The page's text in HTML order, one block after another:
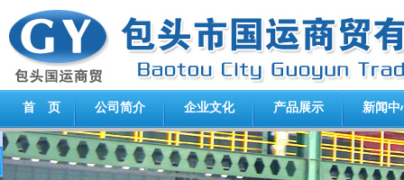
首 页 公司简介 企业文化 产品展示 新闻中